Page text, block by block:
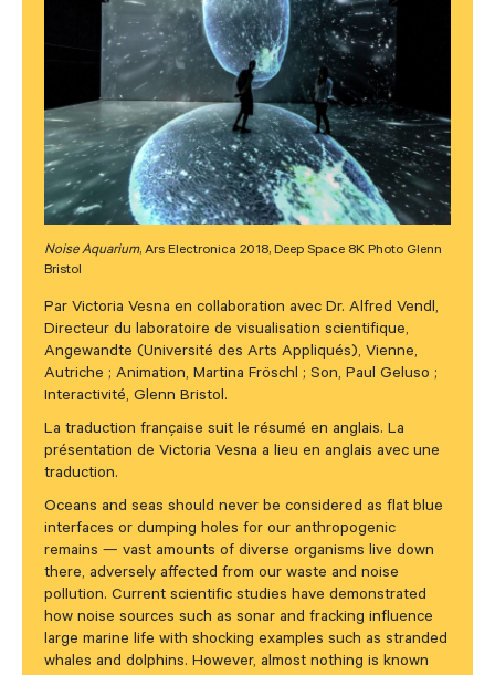
Noise Aquarium, Ars Electronica 2018, Deep Space 8K Photo Glenn
Bristol
Par Victoria Vesna en collaboration avec Dr. Alfred Vendl,
Directeur du laboratoire de visualisation scientifique,
Angewandte (Université des Arts Appliqués), Vienne,
Autriche ; Animation, Martina Fröschl ; Son, Paul Geluso ;
Interactivité, Glenn Bristol.
La traduction française suit le résumé en anglais. La
présentation de Victoria Vesna a lieu en anglais avec une
traduction.
Oceans and seas should never be considered as flat blue
interfaces or dumping holes for our anthropogenic
remains — vast amounts of diverse organisms live down
there, adversely affected from our waste and noise
pollution. Current scientific studies have demonstrated
how noise sources such as sonar and fracking influence
large marine life with shocking examples such as stranded
whales and dolphins. However, almost nothing is known